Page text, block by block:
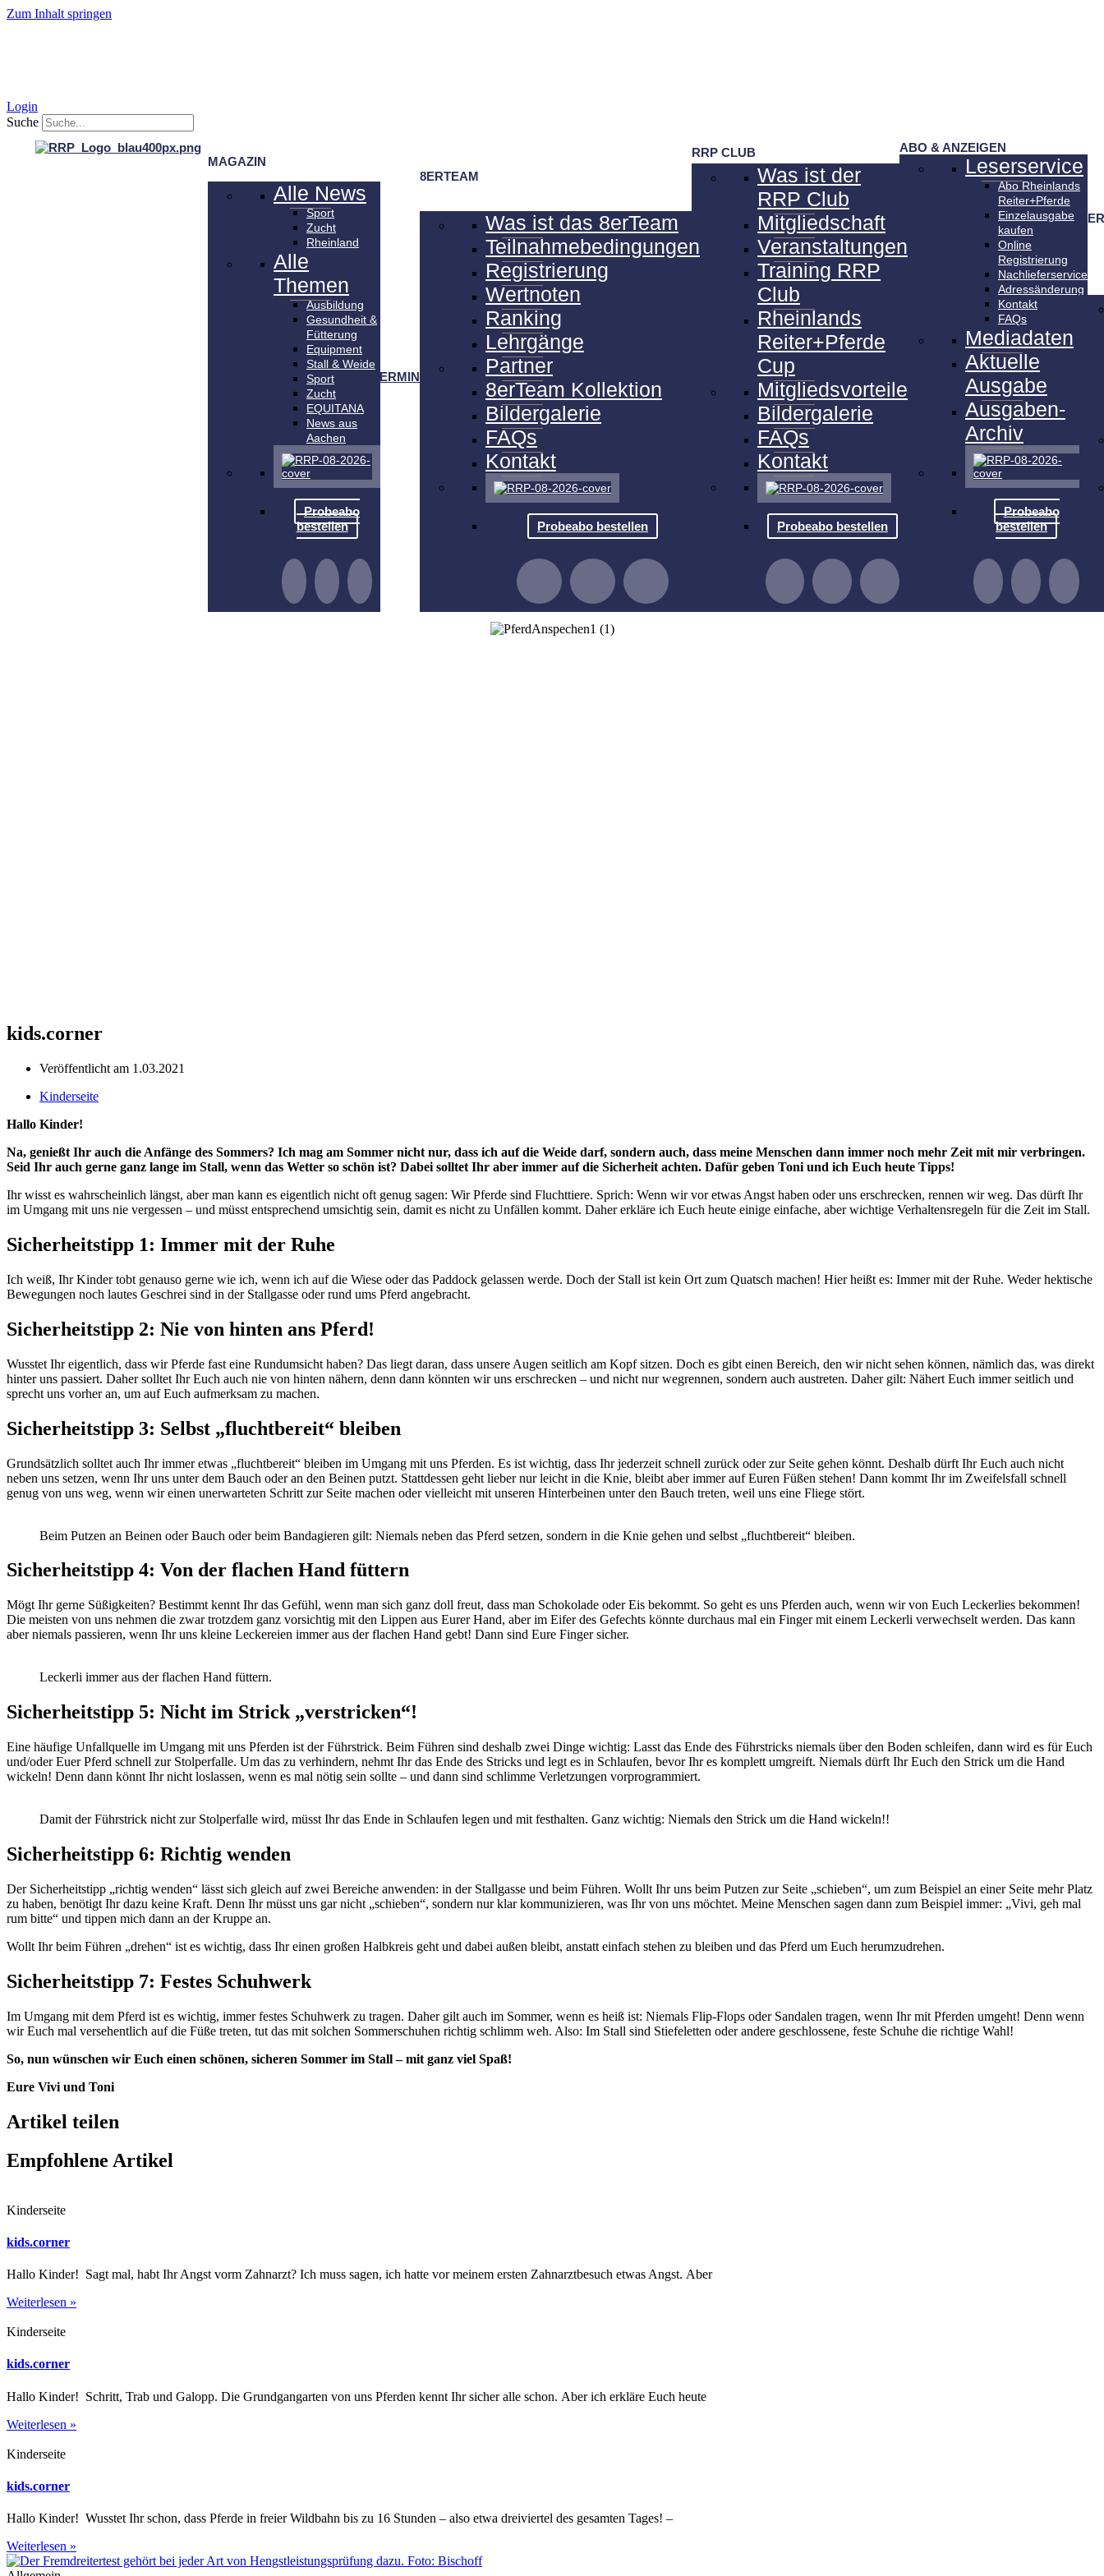
Zum Inhalt springen
Login
Suche
MAGAZIN
Alle News
Sport
Zucht
Rheinland
Alle
Themen
Ausbildung
Gesundheit &
Fütterung
Equipment
Stall & Weide
Sport
Zucht
EQUITANA
News aus
Aachen
Probeabo
bestellen
TERMINE
8ERTEAM
Was ist das 8erTeam
Teilnahmebedingungen
Registrierung
Wertnoten
Ranking
Lehrgänge
Partner
8erTeam Kollektion
Bildergalerie
FAQs
Kontakt
Probeabo bestellen
RRP CLUB
Was ist der
RRP Club
Mitgliedschaft
Veranstaltungen
Training RRP
Club
Rheinlands
Reiter+Pferde
Cup
Mitgliedsvorteile
Bildergalerie
FAQs
Kontakt
Probeabo bestellen
ABO & ANZEIGEN
Leserservice
Abo Rheinlands
Reiter+Pferde
Einzelausgabe
kaufen
Online
Registrierung
Nachlieferservice
Adressänderung
Kontakt
FAQs
Mediadaten
Aktuelle
Ausgabe
Ausgaben-
Archiv
Probeabo
bestellen
kids.corner
Veröffentlicht am 1.03.2021
Kinderseite
Hallo Kinder!
Na, genießt Ihr auch die Anfänge des Sommers? Ich mag am Sommer nicht nur, dass ich auf die Weide darf, sondern auch, dass meine Menschen dann immer noch mehr Zeit mit mir verbringen.
Seid Ihr auch gerne ganz lange im Stall, wenn das Wetter so schön ist? Dabei solltet Ihr aber immer auf die Sicherheit achten. Dafür geben Toni und ich Euch heute Tipps!
Ihr wisst es wahrscheinlich längst, aber man kann es eigentlich nicht oft genug sagen: Wir Pferde sind Fluchttiere. Sprich: Wenn wir vor etwas Angst haben oder uns erschrecken, rennen wir weg. Das dürft Ihr
im Umgang mit uns nie vergessen – und müsst entsprechend umsichtig sein, damit es nicht zu Unfällen kommt. Daher erkläre ich Euch heute einige einfache, aber wichtige Verhaltensregeln für die Zeit im Stall.
Sicherheitstipp 1: Immer mit der Ruhe
Ich weiß, Ihr Kinder tobt genauso gerne wie ich, wenn ich auf die Wiese oder das Paddock gelassen werde. Doch der Stall ist kein Ort zum Quatsch machen! Hier heißt es: Immer mit der Ruhe. Weder hektische
Bewegungen noch lautes Geschrei sind in der Stallgasse oder rund ums Pferd angebracht.
Sicherheitstipp 2: Nie von hinten ans Pferd!
Wusstet Ihr eigentlich, dass wir Pferde fast eine Rundumsicht haben? Das liegt daran, dass unsere Augen seitlich am Kopf sitzen. Doch es gibt einen Bereich, den wir nicht sehen können, nämlich das, was direkt
hinter uns passiert. Daher solltet Ihr Euch auch nie von hinten nähern, denn dann könnten wir uns erschrecken – und nicht nur wegrennen, sondern auch austreten. Daher gilt: Nähert Euch immer seitlich und
sprecht uns vorher an, um auf Euch aufmerksam zu machen.
Sicherheitstipp 3: Selbst „fluchtbereit“ bleiben
Grundsätzlich solltet auch Ihr immer etwas „fluchtbereit“ bleiben im Umgang mit uns Pferden. Es ist wichtig, dass Ihr jederzeit schnell zurück oder zur Seite gehen könnt. Deshalb dürft Ihr Euch auch nicht
neben uns setzen, wenn Ihr uns unter dem Bauch oder an den Beinen putzt. Stattdessen geht lieber nur leicht in die Knie, bleibt aber immer auf Euren Füßen stehen! Dann kommt Ihr im Zweifelsfall schnell
genug von uns weg, wenn wir einen unerwarteten Schritt zur Seite machen oder vielleicht mit unseren Hinterbeinen unter den Bauch treten, weil uns eine Fliege stört.
Beim Putzen an Beinen oder Bauch oder beim Bandagieren gilt: Niemals neben das Pferd setzen, sondern in die Knie gehen und selbst „fluchtbereit“ bleiben.
Sicherheitstipp 4: Von der flachen Hand füttern
Mögt Ihr gerne Süßigkeiten? Bestimmt kennt Ihr das Gefühl, wenn man sich ganz doll freut, dass man Schokolade oder Eis bekommt. So geht es uns Pferden auch, wenn wir von Euch Leckerlies bekommen!
Die meisten von uns nehmen die zwar trotzdem ganz vorsichtig mit den Lippen aus Eurer Hand, aber im Eifer des Gefechts könnte durchaus mal ein Finger mit einem Leckerli verwechselt werden. Das kann
aber niemals passieren, wenn Ihr uns kleine Leckereien immer aus der flachen Hand gebt! Dann sind Eure Finger sicher.
Leckerli immer aus der flachen Hand füttern.
Sicherheitstipp 5: Nicht im Strick „verstricken“!
Eine häufige Unfallquelle im Umgang mit uns Pferden ist der Führstrick. Beim Führen sind deshalb zwei Dinge wichtig: Lasst das Ende des Führstricks niemals über den Boden schleifen, dann wird es für Euch
und/oder Euer Pferd schnell zur Stolperfalle. Um das zu verhindern, nehmt Ihr das Ende des Stricks und legt es in Schlaufen, bevor Ihr es komplett umgreift. Niemals dürft Ihr Euch den Strick um die Hand
wickeln! Denn dann könnt Ihr nicht loslassen, wenn es mal nötig sein sollte – und dann sind schlimme Verletzungen vorprogrammiert.
Damit der Führstrick nicht zur Stolperfalle wird, müsst Ihr das Ende in Schlaufen legen und mit festhalten. Ganz wichtig: Niemals den Strick um die Hand wickeln!!
Sicherheitstipp 6: Richtig wenden
Der Sicherheitstipp „richtig wenden“ lässt sich gleich auf zwei Bereiche anwenden: in der Stallgasse und beim Führen. Wollt Ihr uns beim Putzen zur Seite „schieben“, um zum Beispiel an einer Seite mehr Platz
zu haben, benötigt Ihr dazu keine Kraft. Denn Ihr müsst uns gar nicht „schieben“, sondern nur klar kommunizieren, was Ihr von uns möchtet. Meine Menschen sagen dann zum Beispiel immer: „Vivi, geh mal
rum bitte“ und tippen mich dann an der Kruppe an.
Wollt Ihr beim Führen „drehen“ ist es wichtig, dass Ihr einen großen Halbkreis geht und dabei außen bleibt, anstatt einfach stehen zu bleiben und das Pferd um Euch herumzudrehen.
Sicherheitstipp 7: Festes Schuhwerk
Im Umgang mit dem Pferd ist es wichtig, immer festes Schuhwerk zu tragen. Daher gilt auch im Sommer, wenn es heiß ist: Niemals Flip-Flops oder Sandalen tragen, wenn Ihr mit Pferden umgeht! Denn wenn
wir Euch mal versehentlich auf die Füße treten, tut das mit solchen Sommerschuhen richtig schlimm weh. Also: Im Stall sind Stiefeletten oder andere geschlossene, feste Schuhe die richtige Wahl!
So, nun wünschen wir Euch einen schönen, sicheren Sommer im Stall– mit ganz viel Spaß!
Eure Vivi und Toni
Artikel teilen
Empfohlene Artikel
Kinderseite
kids.corner
Hallo Kinder! Sagt mal, habt Ihr Angst vorm Zahnarzt? Ich muss sagen, ich hatte vor meinem ersten Zahnarztbesuch etwas Angst. Aber
Weiterlesen »
Kinderseite
kids.corner
Hallo Kinder! Schritt, Trab und Galopp. Die Grundgangarten von uns Pferden kennt Ihr sicher alle schon. Aber ich erkläre Euch heute
Weiterlesen »
Kinderseite
kids.corner
Hallo Kinder! Wusstet Ihr schon, dass Pferde in freier Wildbahn bis zu 16 Stunden – also etwa dreiviertel des gesamten Tages! –
Weiterlesen »